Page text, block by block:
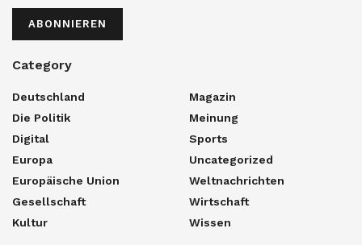
ABONNIEREN
Category
Deutschland
Die Politik
Digital
Europa
Europäische Union
Gesellschaft
Kultur
Magazin
Meinung
Sports
Uncategorized
Weltnachrichten
Wirtschaft
Wissen